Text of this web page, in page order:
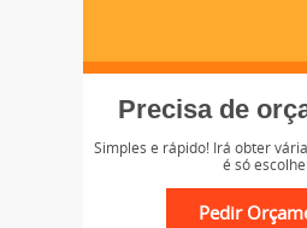
Precisa de
Simples e rápido! Irá obter
é só